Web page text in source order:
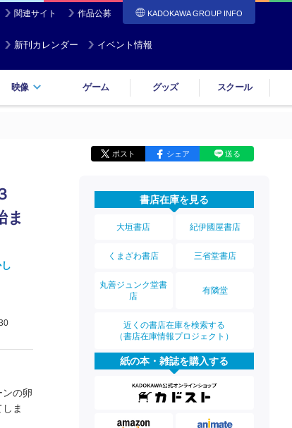
関連サイト 作品公募 KADOKAWA GROUP INFO
新刊カレンダー イベント情報
映像 ゲーム グッズ スクール
ポスト シェア 送る
ま
ンの卵
ま
書店在庫を見る
大垣書店 紀伊國屋書店
くまざわ書店 三省堂書店
丸善ジュンク堂書
店
有隣堂
近くの書店在庫を検索する
（書店在庫情報プロジェクト）
紙の本・雑誌を購入する